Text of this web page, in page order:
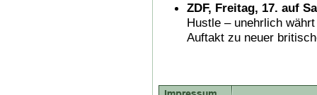
ZDF, Freitag, 17. auf
Hustle – unehrlich
Auftakt zu neuer